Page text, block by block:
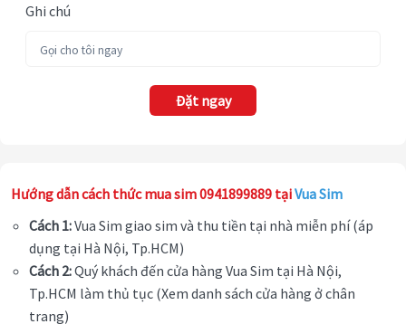
Ghi chú
Đặt ngay
Hướng dẫn cách thức mua sim 0941899889 tạiVua Sim
Cách 1:Vua Sim giao sim và thu tiền tại nhà miễn phí (áp
dụng tại Hà Nội, Tp.HCM)
Cách 2:Quý khách đến cửa hàng Vua Sim tại Hà Nội,
Tp.HCM làm thủ tục (Xem danh sách cửa hàng ở chân
trang)